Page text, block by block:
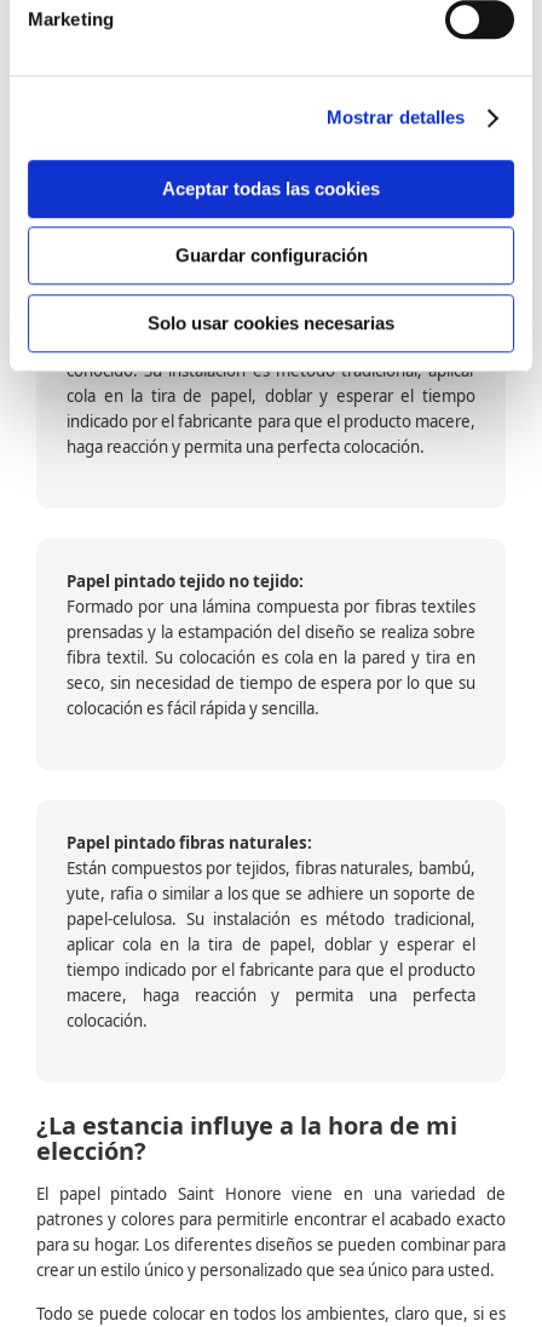
Marketing
Mostrar detalles
Aceptar todas las cookies
Guardar configuración
Solo usar cookies necesarias
barniz multiadherente en base agua. En zonas de
fuegos, se recomienda proteger con placas, silestone,
dado que el frotar en exceso dañaría el papel. Su
colocación es cola en la pared y tira en seco, sin
colocación es fácil rápida y sencilla.
Papel pintado calidad papel:
Formado por una capa de papel sobre un soporte de
conocido. Su instalación es método tradicional, aplicar
cola en la tira de papel, doblar y esperar el tiempo
indicado por el fabricante para que el producto macere,
haga reacción y permita una perfecta colocación.
Papel pintado tejido no tejido:
Formado por una lámina compuesta por fibras textiles
prensadas y la estampación del diseño se realiza sobre
fibra textil. Su colocación es cola en la pared y tira en
seco, sin necesidad de tiempo de espera por lo que su
colocación es fácil rápida y sencilla.
Papel pintado fibras naturales:
Están compuestos por tejidos, fibras naturales, bambú,
yute, rafia o similar a los que se adhiere un soporte de
papel-celulosa. Su instalación es método tradicional,
aplicar cola en la tira de papel, doblar y esperar el
tiempo indicado por el fabricante para que el producto
macere, haga reacción y permita una perfecta
colocación.
¿La estancia influye a la hora de mi
elección?
El papel pintado Saint Honore viene en una variedad de
patrones y colores para permitirle encontrar el acabado exacto
para su hogar. Los diferentes diseños se pueden combinar para
crear un estilo único y personalizado que sea único para usted.
Todo se puede colocar en todos los ambientes, claro que, si es